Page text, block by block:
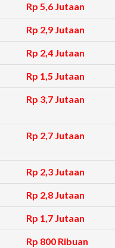
Rp 5,6 Jutaan
Rp 2,9 Jutaan
Rp 2,4 Jutaan
Rp 1,5 Jutaan
Rp 3,7 Jutaan
Rp 2,7 Jutaan
Rp 2,3 Jutaan
Rp 2,8 Jutaan
Rp 1,7 Jutaan
Rp 800 Ribuan